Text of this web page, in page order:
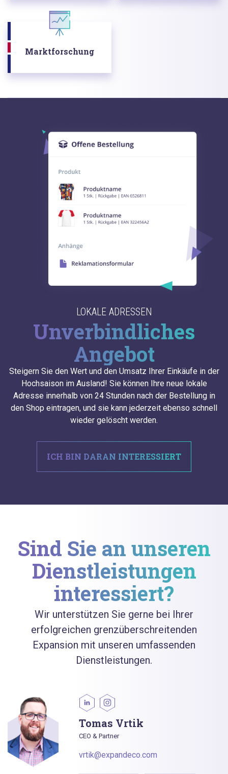
Marktforschung
LOKALE ADRESSEN
Unverbindliches
Angebot
Steigern Sie den Wert und den Umsatz Ihrer Einkäufe in der
Hochsaison im Ausland! Sie können Ihre neue lokale
Adresse innerhalb von 24 Stunden nach der Bestellung in
den Shop eintragen, und sie kann jederzeit ebenso schnell
wieder gelöscht werden.
ICH BIN DARAN INTERESSIERT
Sind Sie an unseren
Dienstleistungen
interessiert?
Wir unterstützen Sie gerne bei Ihrer
erfolgreichen grenzüberschreitenden
Expansion mit unseren umfassenden
Dienstleistungen.
Tomas Vrtik
CEO & Partner
vrtik@expandeco.com